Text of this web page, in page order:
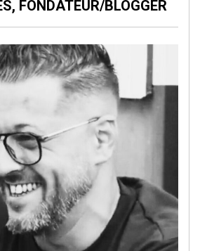
FONDATEUR/BLOGGER